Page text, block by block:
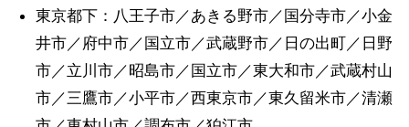
東京都下：八王子市／あきる野市／国分寺市／小金
井市／府中市／国立市／武蔵野市／日の出町／日野
市／立川市／昭島市／国立市／東大和市／武蔵村山
市／三鷹市／小平市／西東京市／東久留米市／清瀬